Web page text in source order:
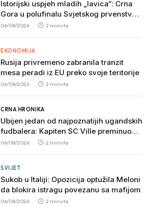
Istorijski uspjeh mladih „lavica“: Crna
Gora u polufinalu Svjetskog prvenstva
nakon pobjede nad Slovačkom
06/08/2026 2 minuta
EKONOMIJA
Rusija privremeno zabranila tranzit
mesa peradi iz EU preko svoje teritorije
06/08/2026 2 minuta
CRNA HRONIKA
Ubijen jedan od najpoznatijih ugandskih
fudbalera: Kapiten SC Ville preminuo
nakon brutalnog napada
06/08/2026 2 minuta
SVIJET
Sukob u Italiji: Opozicija optužila Meloni
da blokira istragu povezanu sa mafijom
06/08/2026 2 minuta